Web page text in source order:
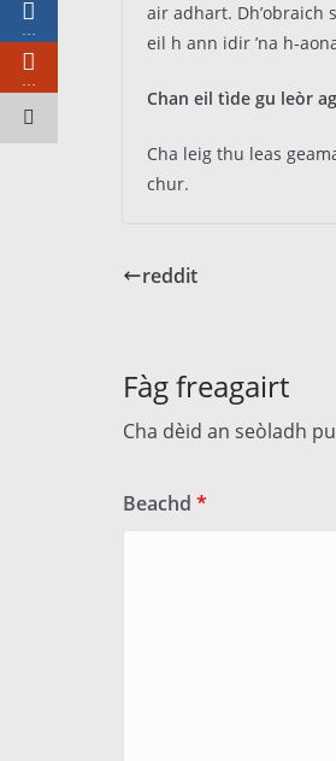
air adhart. Dh’obraich
eil h ann idir ’na h-
Chan eil tìde gu leòr
Cha leig thu leas
chur.
reddit
Fàg freagairt
Cha dèid an seòladh
Beachd *
…
…